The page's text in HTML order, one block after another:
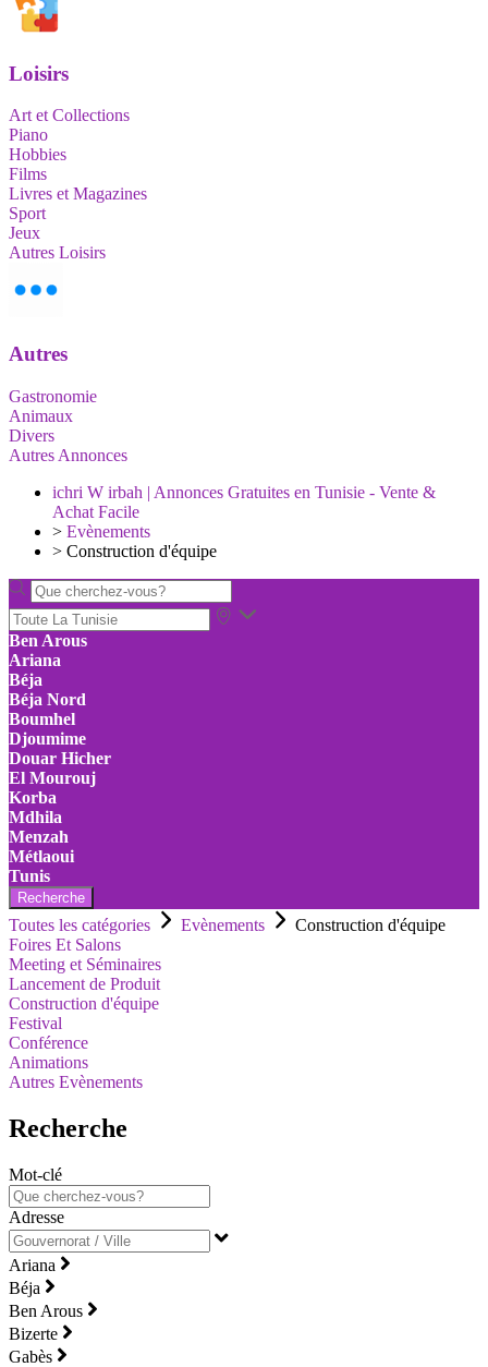
Loisirs
Art et Collections
Piano
Hobbies
Films
Livres et Magazines
Sport
Jeux
Autres Loisirs
Autres
Gastronomie
Animaux
Divers
Autres Annonces
ichri W irbah | Annonces Gratuites en Tunisie - Vente &
Achat Facile
> Evènements
> Construction d'équipe
Ben Arous
Ariana
Béja
Béja Nord
Boumhel
Djoumime
Douar Hicher
El Mourouj
Korba
Mdhila
Menzah
Métlaoui
Tunis
Recherche
Toutes les catégories Evènements
Construction d'équipe
Foires Et Salons
Meeting et Séminaires
Lancement de Produit
Construction d'équipe
Festival
Conférence
Animations
Autres Evènements
Recherche
Mot-clé
Adresse
Ariana
Béja
Ben Arous
Bizerte
Gabès